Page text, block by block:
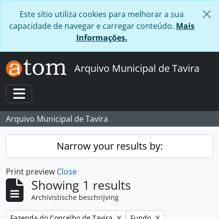
Este sítio utiliza cookies para melhorar a sua
capacidade de navegar e carregar conteúdo. Mais
Informações.
Arquivo Municipal de Tavira
Toggle navigation
Arquivo Municipal de Tavira
Narrow your results by:
Print preview Close
Showing 1 results
Archivistische beschrijving